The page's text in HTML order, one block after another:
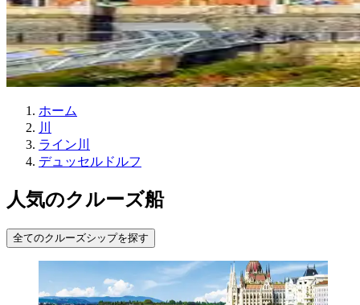
ホーム
川
ライン川
デュッセルドルフ
人気のクルーズ船
全てのクルーズシップを探す